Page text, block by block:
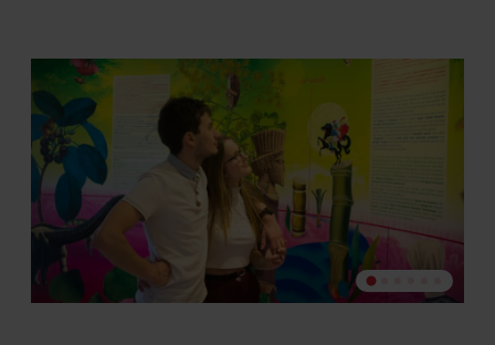
Go
Go
to
Go
to
Go
to
Go
to
Go
to